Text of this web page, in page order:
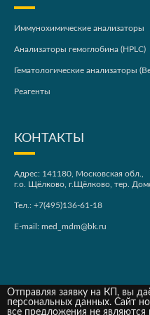
Иммунохимические анализаторы
Анализаторы гемоглобина (HPLC)
Гематологические анализаторы
Реагенты
КОНТАКТЫ
Адрес: 141180, Московская обл.,
г.о. Щёлково, г.Щёлково, тер.
Тел.: +7(495)136-61-18
E-mail: med_mdm@bk.ru
Отправляя заявку на КП, вы
персональных данных. Сайт
все предложения не